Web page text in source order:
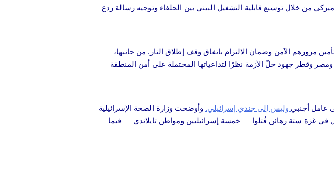
من خلال توسيع قابلية التشغيل البيني بين الحلفاء وتوجيه رسالة ردع
مرورهم الآمن وضمان الالتزام باتفاق وقف إطلاق النار. من جانبها،
وقطر جهود حلّ الأزمة نظرًا لتداعياتها المحتملة على أمن المنطقة
عامل أجنبي وليس إلى جندي إسرائيلي. وأوضحت وزارة الصحة الإسرائيلية
21 عاماً. ولا يزال في غزة ستة رهائن قُتلوا — خمسة إسرائيليين ومواطن تايلاندي — فيما